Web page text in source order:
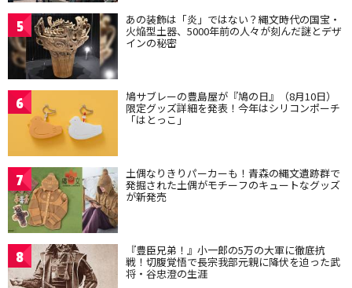
5 あの装飾は「炎」ではない？縄文時代の国宝・
火焔型土器、5000年前の人々が刻んだ謎とデザ
インの秘密
6 鳩サブレーの豊島屋が『鳩の日』（8月10日）
限定グッズ詳細を発表！今年はシリコンポーチ
「はとっこ」
7 土偶なりきりパーカーも！青森の縄文遺跡群で
発掘された土偶がモチーフのキュートなグッズ
が新発売
8 『豊臣兄弟！』小一郎の5万の大軍に徹底抗
戦！切腹覚悟で長宗我部元親に降伏を迫った武
将・谷忠澄の生涯